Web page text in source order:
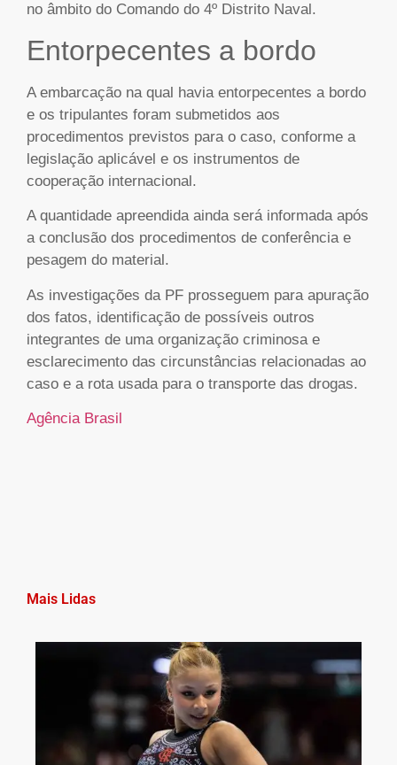
no âmbito do Comando do 4º Distrito Naval.
Entorpecentes a bordo
A embarcação na qual havia entorpecentes a bordo
e os tripulantes foram submetidos aos
procedimentos previstos para o caso, conforme a
legislação aplicável e os instrumentos de
cooperação internacional.
A quantidade apreendida ainda será informada após
a conclusão dos procedimentos de conferência e
pesagem do material.
As investigações da PF prosseguem para apuração
dos fatos, identificação de possíveis outros
integrantes de uma organização criminosa e
esclarecimento das circunstâncias relacionadas ao
caso e a rota usada para o transporte das drogas.
Agência Brasil
Mais Lidas